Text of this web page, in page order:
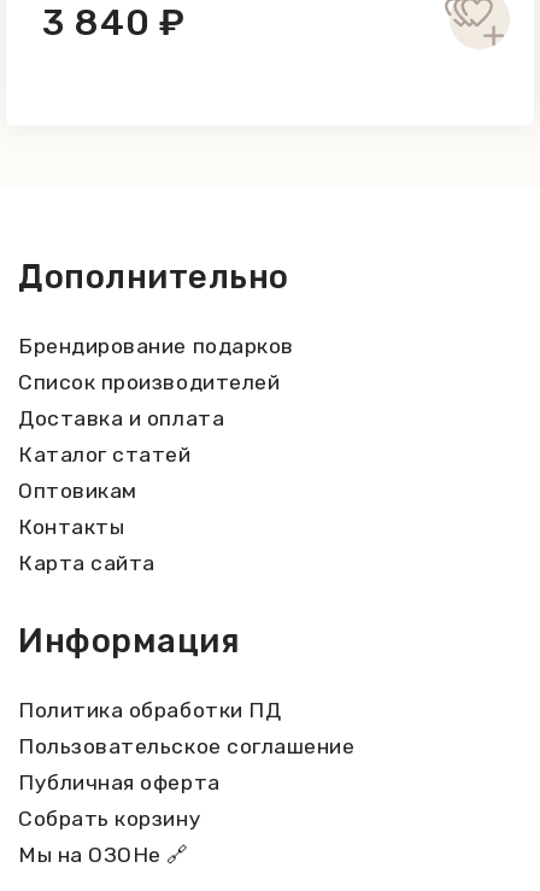
3 840 ₽
Дополнительно
Брендирование подарков
Список производителей
Доставка и оплата
Каталог статей
Оптовикам
Контакты
Карта сайта
Информация
Политика обработки ПД
Пользовательское соглашение
Публичная оферта
Собрать корзину
Мы на ОЗОНе 🔗